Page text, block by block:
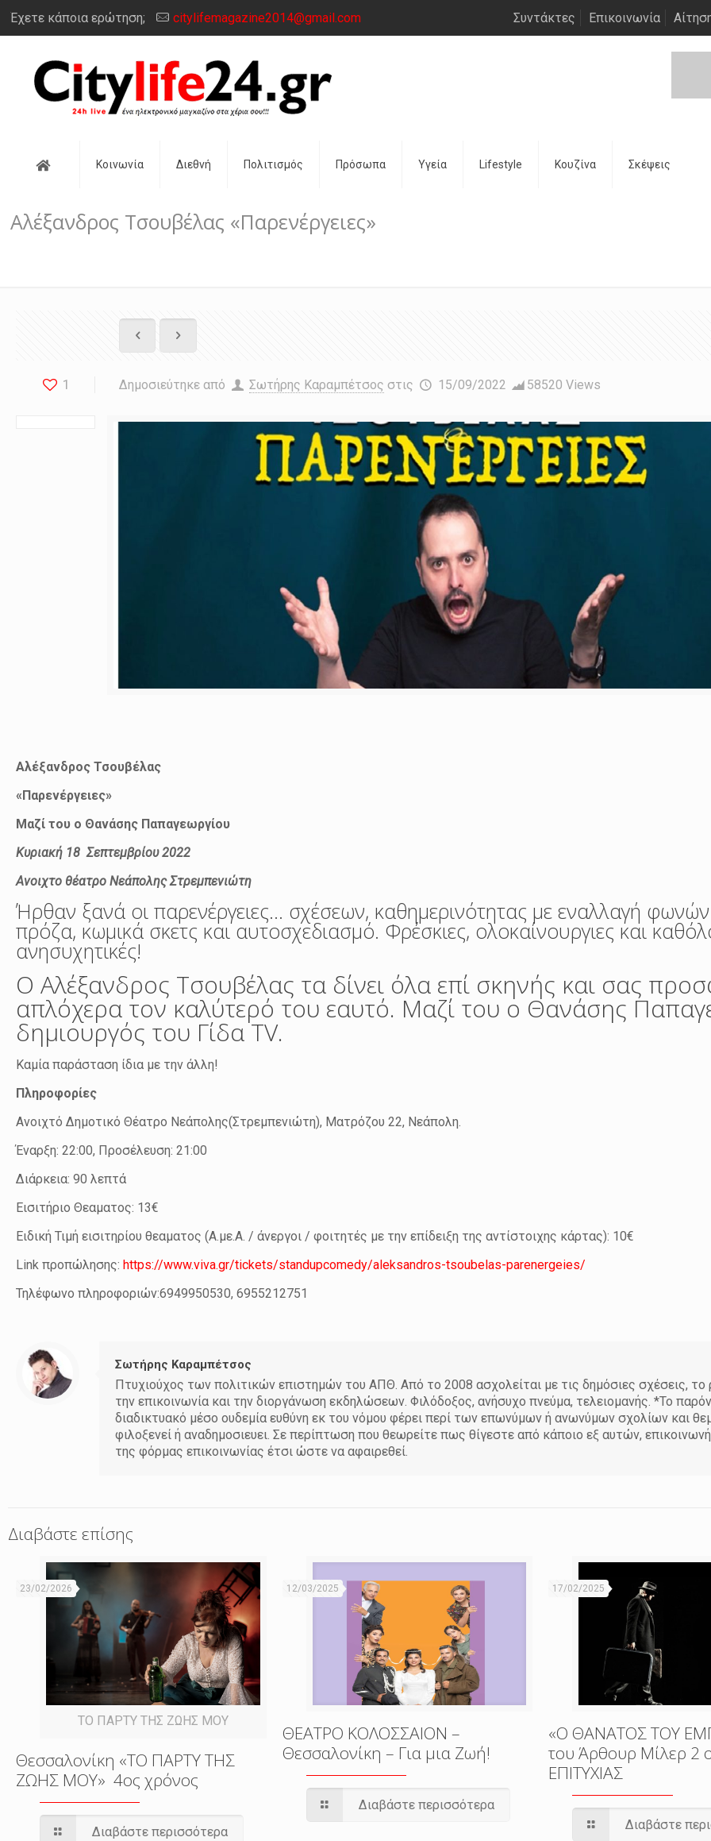
Έχετε κάποια ερώτηση; citylifemagazine2014@gmail.com Συντάκτες Επικοινωνία
Αρχική Κοινωνία Διεθνή Πολιτισμός Πρόσωπα Υγεία Lifestyle Κουζίνα Σκέψεις
Αλέξανδρος Τσουβέλας «Παρενέργειες»
1 Δημοσιεύτηκε από Σωτήρης Καραμπέτσος στις 15/09/2022 58520 Views
Αλέξανδρος Τσουβέλας
«Παρενέργειες»
Μαζί του ο Θανάσης Παπαγεωργίου
Κυριακή 18 Σεπτεμβρίου 2022
Ανοιχτο θέατρο Νεάπολης Στρεμπενιώτη
Ήρθαν ξανά οι παρενέργειες… σχέσεων, καθημερινότητας με εναλλαγή
πρόζα, κωμικά σκετς και αυτοσχεδιασμό. Φρέσκιες, ολοκαίνουργιες και
ανησυχητικές!
Ο Αλέξανδρος Τσουβέλας τα δίνει όλα επί σκηνής και σας
απλόχερα τον καλύτερό του εαυτό. Μαζί του ο Θανάσης
δημιουργός του Γίδα TV.
Καμία παράσταση ίδια με την άλλη!
Πληροφορίες
Ανοιχτό Δημοτικό Θέατρο Νεάπολης(Στρεμπενιώτη), Ματρόζου 22, Νεάπολη.
Έναρξη: 22:00, Προσέλευση: 21:00
Διάρκεια: 90 λεπτά
Εισιτήριο Θεαματος: 13€
Ειδική Τιμή εισιτηρίου θεαματος (Α.με.Α. / άνεργοι / φοιτητές με την επίδειξη της αντίστοιχης κάρτας): 10€
Link προπώλησης: https://www.viva.gr/tickets/standupcomedy/aleksandros-tsoubelas-parenergeies/
Τηλέφωνο πληροφοριών:6949950530, 6955212751
Σωτήρης Καραμπέτσος
Πτυχιούχος των πολιτικών επιστημών του ΑΠΘ. Από το 2008 ασχολείται με τις δημόσιες σχέσεις, το
την επικοινωνία και την διοργάνωση εκδηλώσεων. Φιλόδοξος, ανήσυχο πνεύμα, τελειομανής. *Το παρόν
διαδικτυακό μέσο ουδεμία ευθύνη εκ του νόμου φέρει περί των επωνύμων ή ανωνύμων σχολίων και
φιλοξενεί ή αναδημοσιευει. Σε περίπτωση που θεωρείτε πως θίγεστε από κάποιο εξ αυτών,
της φόρμας επικοινωνίας έτσι ώστε να αφαιρεθεί.
Διαβάστε επίσης
ΤΟ ΠΑΡΤΥ ΤΗΣ ΖΩΗΣ ΜΟΥ
23/02/2026
Θεσσαλονίκη «ΤΟ ΠΑΡΤΥ ΤΗΣ
ΖΩΗΣ ΜΟΥ» 4ος χρόνος
Διαβάστε περισσότερα
12/03/2025
ΘΕΑΤΡΟ ΚΟΛΟΣΣΑΙΟΝ –
Θεσσαλονίκη – Για μια Ζωή!
Διαβάστε περισσότερα
17/02/2025
«Ο ΘΑΝΑΤΟΣ ΤΟΥ
του Άρθουρ Μίλερ 2
ΕΠΙΤΥΧΙΑΣ
Διαβάστε